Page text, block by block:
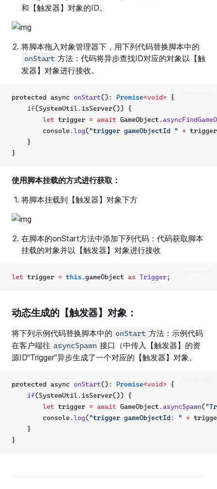
和【触发器】对象的ID。
将脚本拖入对象管理器下，用下列代码替换脚本中的
onStart 方法：代码将异步查找ID对应的对象以【触
发器】对象进行接收。
protected async onStart(): Promise<void> {
if(SystemUtil.isServer()) {
let trigger = await GameObject.
        console.
log("trigger gameObjectId " +
    }
}
使用脚本挂载的方式进行获取：
将脚本挂载到【触发器】对象下方
在脚本的onStart方法中添加下列代码：代码获取脚本
挂载的对象并以【触发器】对象进行接收
let trigger = this .gameObject as Trigger;
动态生成的【触发器】对象：
将下列示例代码替换脚本中的 onStart 方法：示例代码
在客户端往 asyncSpawn 接口（中传入【触发器】的资
源ID“Trigger”异步生成了一个对应的【触发器】对象。
protected async onStart(): Promise<void> {
if(SystemUtil.isServer()) {
let trigger = await GameObject.asyncSpawn(
        console.
log("trigger gameObjectId: " +
    }
}